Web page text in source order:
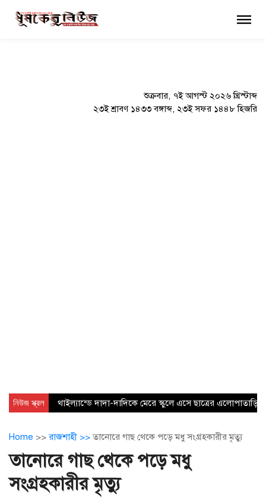
শুক্রবার, ৭ই আগস্ট ২০২৬ খ্রিস্টাব্দ
২৩ই শ্রাবণ ১৪৩৩ বঙ্গাব্দ, ২৩ই সফর ১৪৪৮ হিজরি
×
নিউজ স্ক্রল থাইল্যান্ডে দাদা-দাদিকে মেরে স্কুলে এসে ছাত্রের এলোপাতাড়ি
Home >>রাজশাহী >>তানোরে গাছ থেকে পড়ে মধু সংগ্রহকারীর মৃত্যু
তানোরে গাছ থেকে পড়ে মধু
সংগ্রহকারীর মৃত্যু